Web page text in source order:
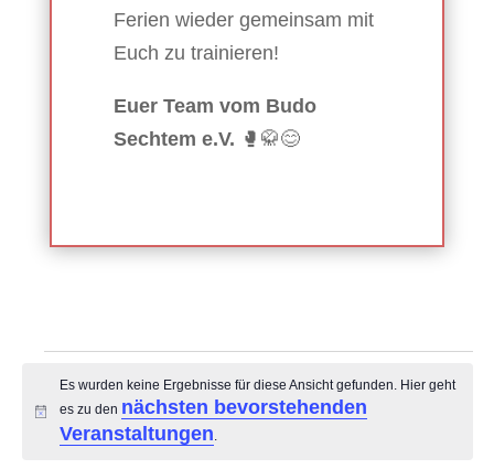
Ferien wieder gemeinsam mit
Euch zu trainieren!
Euer Team vom Budo
Sechtem e.V. 🥊🥋😊
Hinweis
Es wurden keine Ergebnisse für diese Ansicht gefunden. Hier geht
es zu den nächsten bevorstehenden
Veranstaltungen.